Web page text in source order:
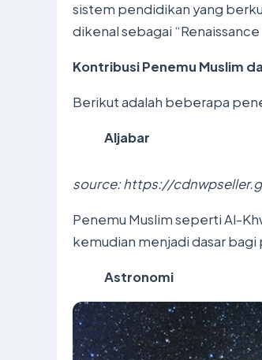
sistem pendidikan yang
dikenal sebagai
Kontribusi Penemu Muslim
Berikut adalah beberapa
Aljabar
source: https://
Penemu Muslim seperti Al-
kemudian menjadi dasar
Astronomi